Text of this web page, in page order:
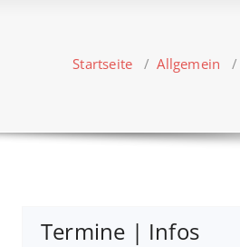
Startseite /Allgemein /
Termine | Infos